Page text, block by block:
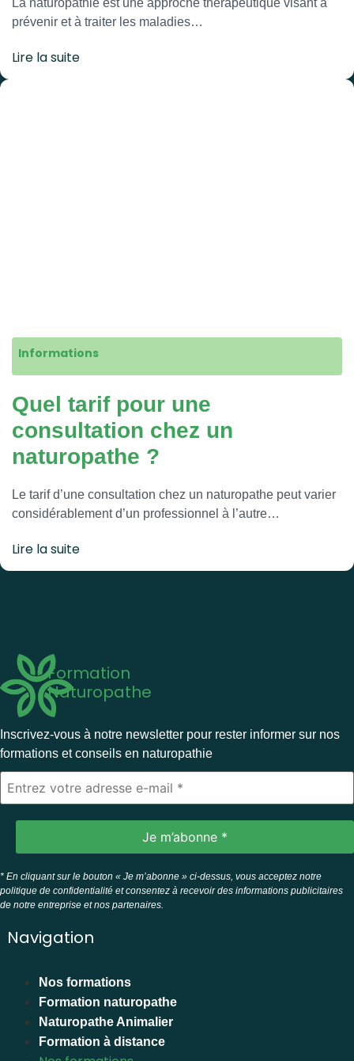
prévenir et à traiter les maladies…
Lire la suite
Informations
Quel tarif pour une
consultation chez un
naturopathe ?
Le tarif d’une consultation chez un naturopathe peut varier
considérablement d’un professionnel à l’autre…
Lire la suite
Formation
Naturopathe
Inscrivez-vous à notre newsletter pour rester informer sur nos
formations et conseils en naturopathie
* En cliquant sur le bouton « Je m’abonne » ci-dessus, vous acceptez notre
politique de confidentialité et consentez à recevoir des informations publicitaires
de notre entreprise et nos partenaires.
Navigation
Nos formations
Formation naturopathe
Naturopathe Animalier
Formation à distance